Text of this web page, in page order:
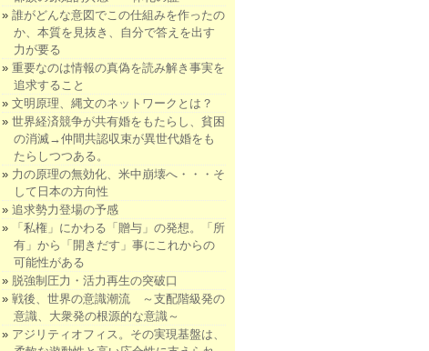
誰がどんな意図でこの仕組みを作ったの
か、本質を見抜き、自分で答えを出す
力が要る
重要なのは情報の真偽を読み解き事実を
追求すること
文明原理、縄文のネットワークとは？
世界経済競争が共有婚をもたらし、貧困
の消滅→仲間共認収束が異世代婚をも
たらしつつある。
力の原理の無効化、米中崩壊へ・・・そ
して日本の方向性
追求勢力登場の予感
「私権」にかわる「贈与」の発想。「所
有」から「開きだす」事にこれからの
可能性がある
脱強制圧力・活力再生の突破口
戦後、世界の意識潮流 ～支配階級発の
意識、大衆発の根源的な意識～
アジリティオフィス。その実現基盤は、